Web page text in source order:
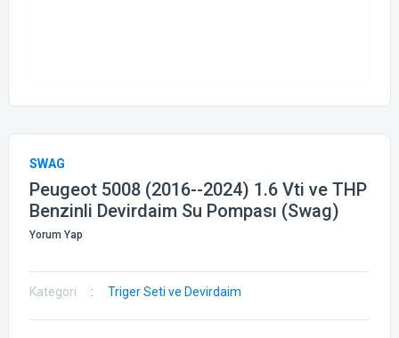
SWAG
Peugeot 5008 (2016--2024) 1.6 Vti ve THP
Benzinli Devirdaim Su Pompası (Swag)
Yorum Yap
Kategori Triger Seti ve Devirdaim